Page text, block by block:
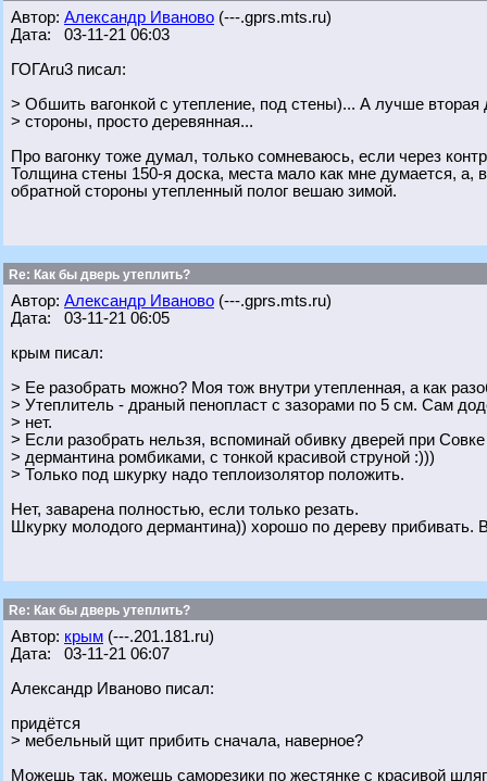
Автор: Александр Иваново (---.gprs.mts.ru)
Дата: 03-11-21 06:03
ГОГАru3 писал:
> Обшить вагонкой с утепление, под стены)... А лучше вторая
> стороны, просто деревянная...
Про вагонку тоже думал, только сомневаюсь, если через
Толщина стены 150-я доска, места мало как мне думается, а,
обратной стороны утепленный полог вешаю зимой.
Re: Как бы дверь утеплить?
Автор: Александр Иваново (---.gprs.mts.ru)
Дата: 03-11-21 06:05
крым писал:
> Ее разобрать можно? Моя тож внутри утепленная, а как
> Утеплитель - драный пенопласт с зазорами по 5 см. Сам
> нет.
> Если разобрать нельзя, вспоминай обивку дверей при
> дермантина ромбиками, с тонкой красивой струной :)))
> Только под шкурку надо теплоизолятор положить.
Нет, заварена полностью, если только резать.
Шкурку молодого дермантина)) хорошо по дереву
Re: Как бы дверь утеплить?
Автор: крым (---.201.181.ru)
Дата: 03-11-21 06:07
Александр Иваново писал:
придётся
> мебельный щит прибить сначала, наверное?
Можешь так, можешь саморезики по жестянке с красивой